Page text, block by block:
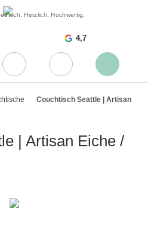
Herzlich. Hochwertig.
4,7
Couchtisch Seattle | Artisan
| Artisan Eiche /